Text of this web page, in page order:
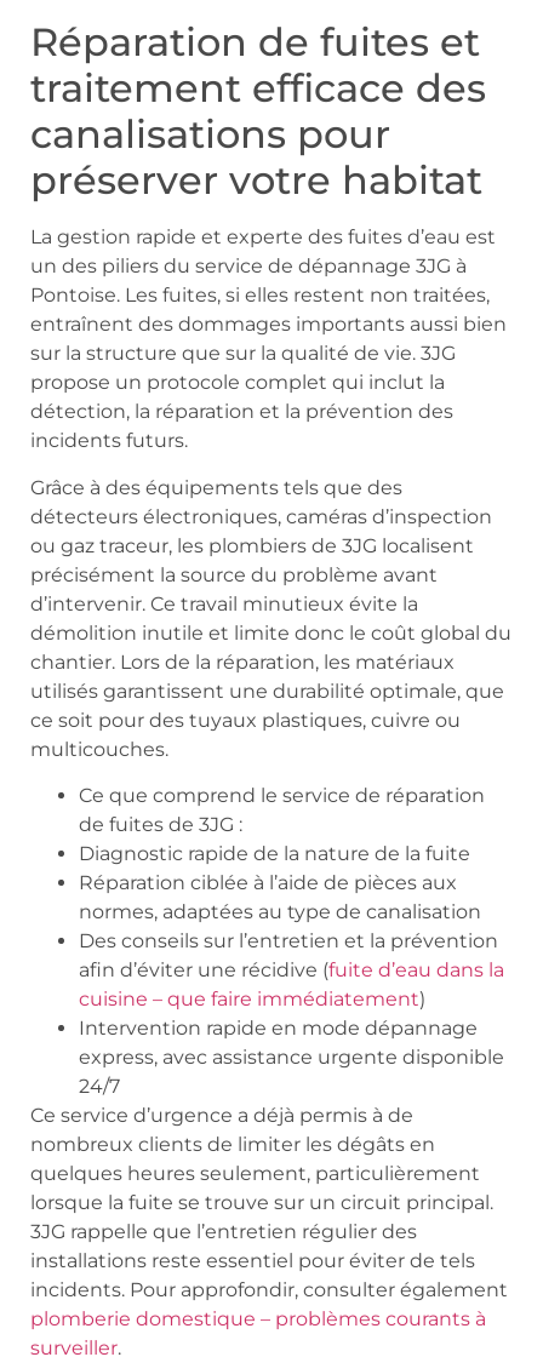
Réparation de fuites et
traitement efficace des
canalisations pour
préserver votre habitat
La gestion rapide et experte des fuites d’eau est
un des piliers du service de dépannage 3JG à
Pontoise. Les fuites, si elles restent non traitées,
entraînent des dommages importants aussi bien
sur la structure que sur la qualité de vie. 3JG
propose un protocole complet qui inclut la
détection, la réparation et la prévention des
incidents futurs.
Grâce à des équipements tels que des
détecteurs électroniques, caméras d’inspection
ou gaz traceur, les plombiers de 3JG localisent
précisément la source du problème avant
d’intervenir. Ce travail minutieux évite la
démolition inutile et limite donc le coût global du
chantier. Lors de la réparation, les matériaux
utilisés garantissent une durabilité optimale, que
ce soit pour des tuyaux plastiques, cuivre ou
multicouches.
Ce que comprend le service de réparation
de fuites de 3JG :
Diagnostic rapide de la nature de la fuite
Réparation ciblée à l’aide de pièces aux
normes, adaptées au type de canalisation
Des conseils sur l’entretien et la prévention
afin d’éviter une récidive (fuite d’eau dans la
cuisine – que faire immédiatement)
Intervention rapide en mode dépannage
express, avec assistance urgente disponible
24/7
Ce service d’urgence a déjà permis à de
nombreux clients de limiter les dégâts en
quelques heures seulement, particulièrement
lorsque la fuite se trouve sur un circuit principal.
3JG rappelle que l’entretien régulier des
installations reste essentiel pour éviter de tels
incidents. Pour approfondir, consulter également
plomberie domestique – problèmes courants à
surveiller.